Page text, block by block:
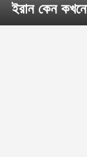
ইরান কেন